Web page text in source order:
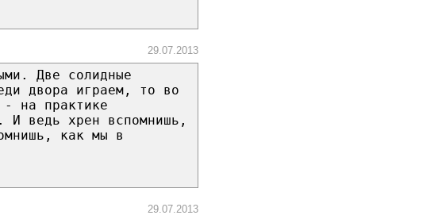
29.07.2013
Две солидные
двора играем, то во
на практике
И ведь хрен вспомнишь,
как мы в
29.07.2013